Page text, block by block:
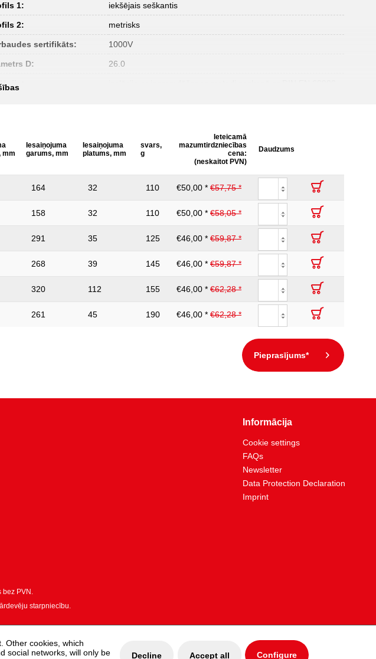
1: iekšējais seškantis
2: metrisks
sertifikāts: 1000V
D: 26.0
mm
Iesaiņojuma
garums, mm
Iesaiņojuma
platums, mm
svars,
g
Ieteicamā
mazumtirdzniecības
cena:
(neskaitot PVN)
Daudzums
164 32 110 €50,00 * €57,75 *
158 32 110 €50,00 * €58,05 *
291 35 125 €46,00 * €59,87 *
268 39 145 €46,00 * €59,87 *
320 112 155 €46,00 * €62,28 *
261 45 190 €46,00 * €62,28 *
Pieprasījums*
Informācija
Cookie settings
FAQs
Newsletter
Data Protection Declaration
Imprint
bez PVN.
starpniecību.
Other cookies, which
social networks, will only be
Decline Accept all Configure